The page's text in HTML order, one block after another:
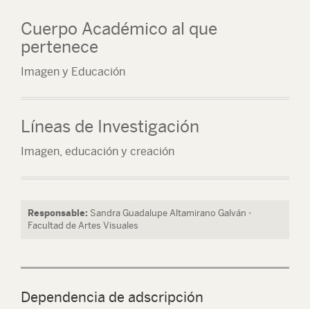
Cuerpo Académico al que
pertenece
Imagen y Educación
Líneas de Investigación
Imagen, educación y creación
Responsable: Sandra Guadalupe Altamirano Galván -
Facultad de Artes Visuales
Dependencia de adscripción